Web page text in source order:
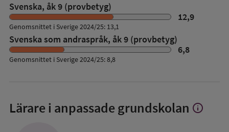
Svenska, åk 9 (provbetyg)
12,9
Genomsnittet i Sverige 2024/25: 13,1
Svenska som andraspråk, åk 9 (provbetyg)
6,8
Genomsnittet i Sverige 2024/25: 8,8
Lärare i anpassade grundskolan Visa
info